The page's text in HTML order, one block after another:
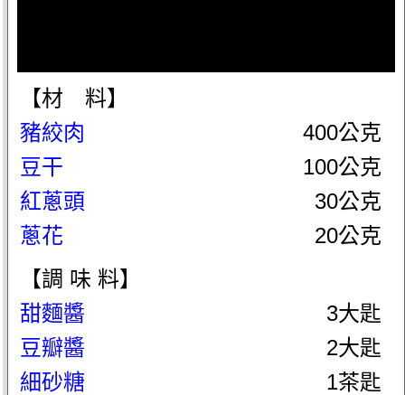
【材 料】
豬絞肉
400公克
豆干
100公克
紅蔥頭
30公克
蔥花
20公克
【調 味 料】
甜麵醬
3大匙
豆瓣醬
2大匙
細砂糖
1茶匙